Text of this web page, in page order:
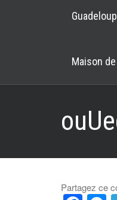
Maison de
Partagez ce